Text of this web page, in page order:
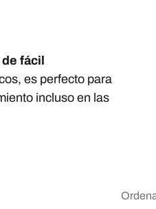
fácil
es perfecto para
incluso en las